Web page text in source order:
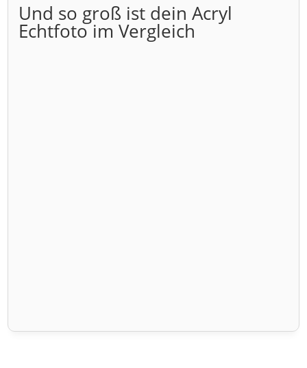
Und so groß ist dein Acryl
Echtfoto im Vergleich